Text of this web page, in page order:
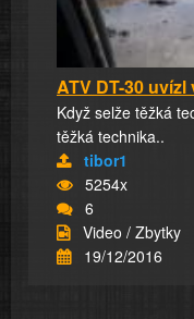
ATV DT-30 uvízl
Když selže těžká
těžká technika..
tibor1
5254x
6
Video / Zbytky
19/12/2016